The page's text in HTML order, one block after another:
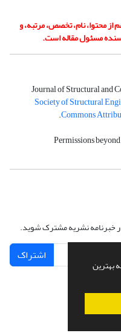
بهترین
محتوا، نام، تخصص، مرتبه، و
مسئول مقاله است.
Journal of Structural and
Society of Structural
Commons
.
Permissions
خبرنامه نشریه مشترک شوید.
اشتراک
ازسیناوب